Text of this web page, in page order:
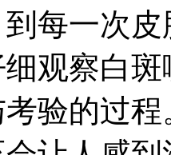
每一次
观察白
验的过